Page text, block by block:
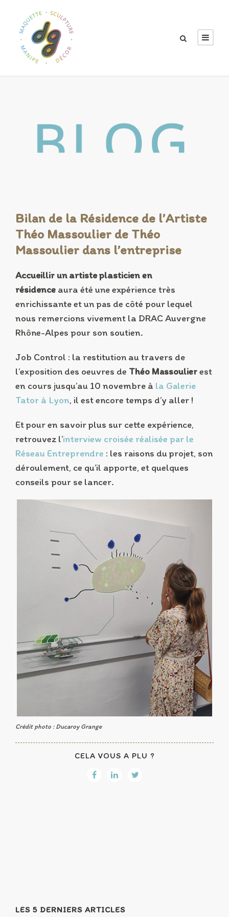
Bilan de la Résidence de l’Artiste
Théo Massoulier de Théo
Massoulier dans l’entreprise
Accueillir un artiste plasticien en
résidence aura été une expérience très
enrichissante et un pas de côté pour lequel
nous remercions vivement la DRAC Auvergne
Rhône-Alpes pour son soutien.
Job Control : la restitution au travers de
l’exposition des oeuvres de Théo Massoulierest
en cours jusqu’au 10 novembre à la Galerie
Tator à Lyon, il est encore temps d’y aller !
Et pour en savoir plus sur cette expérience,
retrouvez l’interview croisée réalisée par le
Réseau Entreprendre : les raisons du projet, son
déroulement, ce qu’il apporte, et quelques
conseils pour se lancer.
Crédit photo : Ducaroy Grange
CELA VOUS A PLU ?
LES 5 DERNIERS ARTICLES